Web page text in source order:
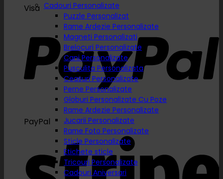
Visa
PayPal
Cadouri Personalizate
Puzzle Personalizat
Rame Ardezie Personalizate
Magneti Personalizati
Brelocuri Personalizate
Cani Personalizate
Pusculita Personalizata
Ceasuri Personalizate
Perne Personalizate
Globuri Personalizate Cu Poze
Rame Ardezie Personalizate
Jucarii Personalizate
Rame Foto Personalizate
Sticle Personalizate
Etichete sticle
Tricouri Personalizate
Cadouri Aniversari